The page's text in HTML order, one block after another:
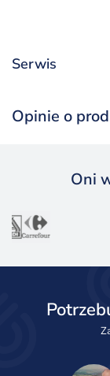
Serwis
Opinie o
Oni